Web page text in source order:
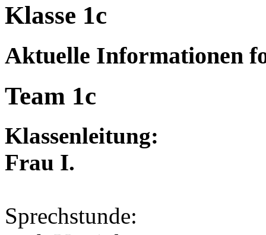
Klasse 1c
Aktuelle Informationen
Team 1c
Klassenleitung:
Frau I.
Sprechstunde: